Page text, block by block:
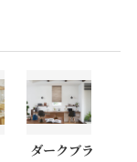
ダークブラ